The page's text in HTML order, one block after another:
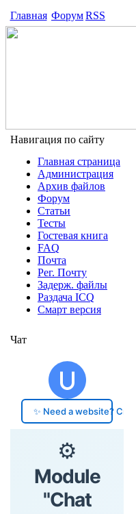
Главная ФорумRSS
Навигация по сайту
Главная страница
Администрация
Архив файлов
Форум
Статьи
Тесты
Гостевая книга
FAQ
Почта
Рег. Почту
Задерж. файлы
Раздача ICQ
Смарт версия
Чат